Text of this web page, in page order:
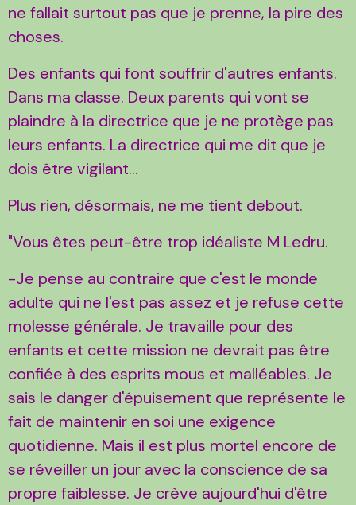
ne fallait surtout pas que je prenne, la pire des
choses.
Des enfants qui font souffrir d'autres enfants.
Dans ma classe. Deux parents qui vont se
plaindre à la directrice que je ne protège pas
leurs enfants. La directrice qui me dit que je
dois être vigilant...
Plus rien, désormais, ne me tient debout.
"Vous êtes peut-être trop idéaliste M Ledru.
-Je pense au contraire que c'est le monde
adulte qui ne l'est pas assez et je refuse cette
molesse générale. Je travaille pour des
enfants et cette mission ne devrait pas être
confiée à des esprits mous et malléables. Je
sais le danger d'épuisement que représente le
fait de maintenir en soi une exigence
quotidienne. Mais il est plus mortel encore de
se réveiller un jour avec la conscience de sa
propre faiblesse. Je crève aujourd'hui d'être